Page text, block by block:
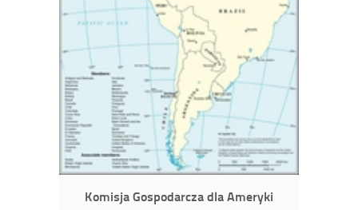
Komisja Gospodarcza dla Ameryki